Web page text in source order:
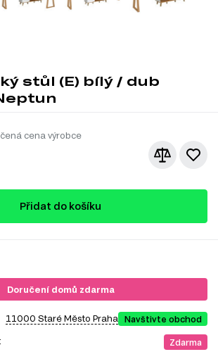
stůl (E) bílý / dub
cena výrobce
Přidat do košíku
Doručení domů zdarma
11000 Staré Město Praha Navštivte obchod
Zdarma